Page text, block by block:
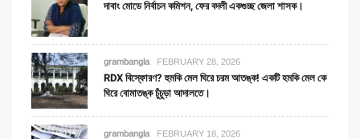
দাবাং মোডে নির্বাচন কমিশন, ফের বদলী একগুচ্ছ জেলা শাসক।
grambangla FEBRUARY 28, 2026
RDX বিস্ফোরণ? হুমকি মেল ঘিরে চরম আতঙ্ক! একটি হমকি মেল কে
ঘিরে বোমাতঙ্ক চুঁচুড়া আদালতে।
grambangla FEBRUARY 18, 2026